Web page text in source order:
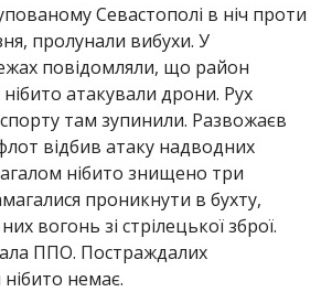
Севастополі в ніч проти
пролунали вибухи. У
повідомляли, що район
нібито атакували дрони. Рух
там зупинили. Развожаєв
відбив атаку надводних
нібито знищено три
проникнути в бухту,
вогонь зі стрілецької зброї.
ППО. Постраждалих
немає.